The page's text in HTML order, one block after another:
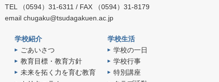
TEL （0594）31-6311 / FAX （0594）31-8179
email chugaku@tsudagakuen.ac.jp
学校紹介
ごあいさつ
教育目標・教育方針
未来を拓く力を育む教育
学校生活
学校の一日
学校行事
特別講座